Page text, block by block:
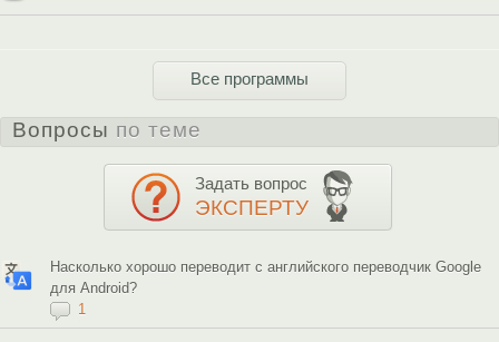
Все программы
Вопросы по теме
Задать вопрос
ЭКСПЕРТУ
Насколько хорошо переводит с английского переводчик Google
для Android?
1